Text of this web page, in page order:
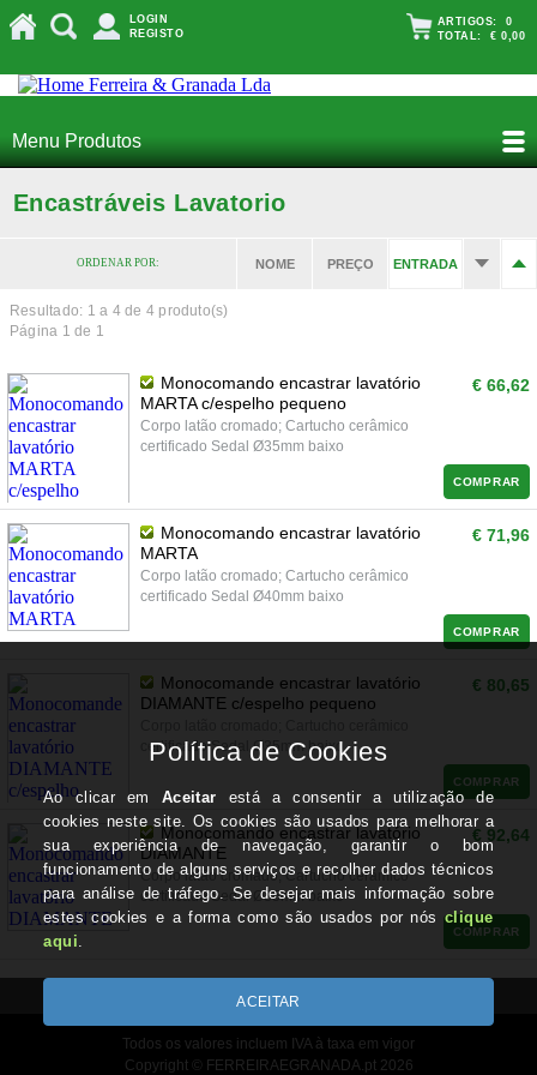
LOGIN
REGISTO
ARTIGOS: 0
TOTAL: € 0,00
Menu Produtos
Encastráveis Lavatorio
ORDENAR POR: NOME PREÇO ENTRADA
Resultado: 1 a 4de 4 produto(s)
Página 1 de 1
Monocomando encastrar lavatório
MARTA c/espelho pequeno
Corpo latão cromado; Cartucho cerâmico
certificado Sedal Ø35mm baixo
€ 66,62
COMPRAR
Monocomando encastrar lavatório
MARTA
Corpo latão cromado; Cartucho cerâmico
certificado Sedal Ø40mm baixo
€ 71,96
COMPRAR
Monocomande encastrar lavatório
DIAMANTE c/espelho pequeno
certificado Sedal Ø35mm baixo
€ 80,65
COMPRAR
Monocomando encastrar lavatório
DIAMANTE
Corpo latão cromado; Cartucho cerâmico
certificado Sedal Ø35mm baixo
€ 92,64
COMPRAR
Todos os valores incluem IVA à taxa em vigor
Copyright © FERREIRAEGRANADA.pt 2026